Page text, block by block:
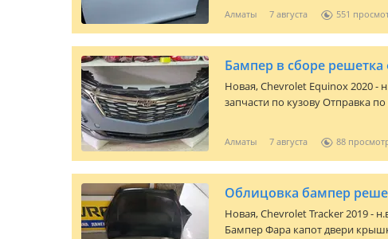
Алматы 7 августа 551
Бампер в сборе решетка
Новая,Chevrolet Equinox 2020 -
запчасти по кузову Отправка
Алматы 7 августа 88
Облицовка бампер
Новая,Chevrolet Tracker 2019 -
Бампер Фара капот двери